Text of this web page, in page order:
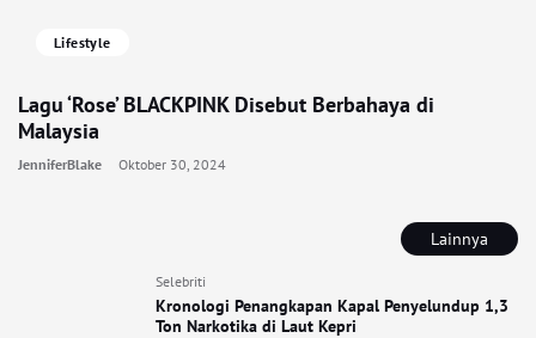
Lainnya
Selebriti
Kronologi Penangkapan Kapal Penyelundup 1,3
Ton Narkotika di Laut Kepri
Lifestyle
Lagu ‘Rose’ BLACKPINK Disebut Berbahaya di
Malaysia
JenniferBlake Oktober 30, 2024